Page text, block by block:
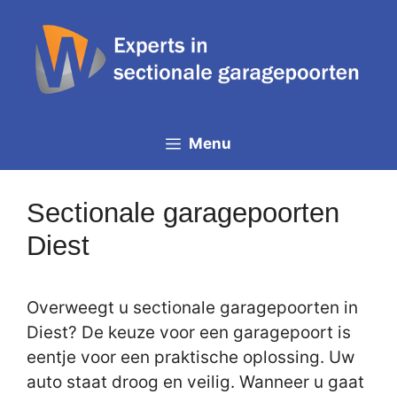
inhoud
Menu
Sectionale garagepoorten
Diest
Overweegt u sectionale garagepoorten in
Diest? De keuze voor een garagepoort is
eentje voor een praktische oplossing. Uw
auto staat droog en veilig. Wanneer u gaat